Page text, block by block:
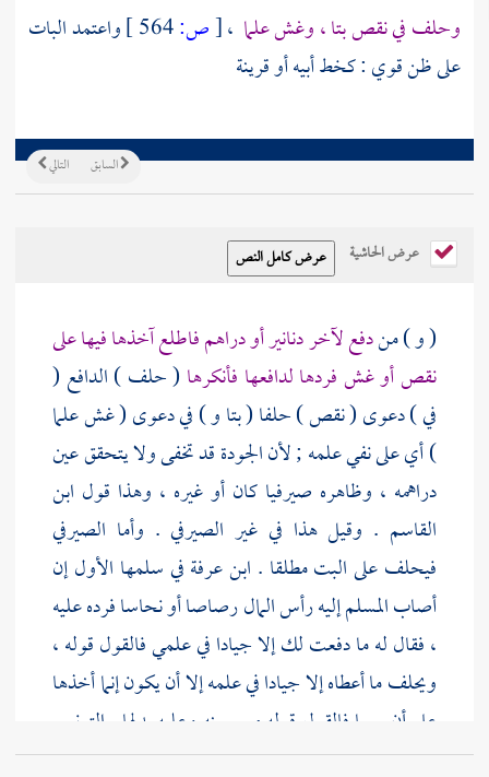
وحلف في نقص بتا ، وغش علما ،[ص:
واعتمد البات
على ظن قوي : كخط أبيه أو قرينة
التالي السابق
عرض الحاشية
( و ) مندفع لآخر دنانير أو دراهم فاطلع آخذها فيها على
نقص أو غش فردها لدافعها فأنكرها ( حلف ) الدافع (
في ) دعوى ( نقص ) حلفا ( بتا و ) في دعوى ( غش علما
) أي على نفي علمه ; لأن الجودة قد تخفى ولا يتحقق عين
دراهمه ، وظاهره صيرفيا كان أو غيره ، وهذا قول ابن
القاسم . وقيل هذا في غير الصيرفي . وأما الصيرفي
فيحلف على البت مطلقا . ابن عرفةفي سلمها الأول إن
أصاب المسلم إليه رأس المال رصاصا أو نحاسا فرده عليه
، فقال له ما دفعت لك إلا جيادا في علمي فالقول قوله ،
ويحلف ما أعطاه إلا جيادا في علمه إلا أن يكون إنما أخذها
على أن يريها فالقول قوله مع يمينه وعليه بدلها . التونسي
إن حقق أنها ليست من دراهمه حلف على البت ، فإن نكل